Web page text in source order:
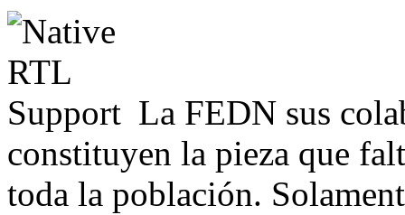
La FEDN sus
constituyen la pieza que
toda la población.